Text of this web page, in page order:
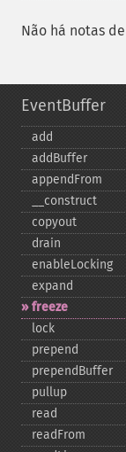
Não há notas
EventBuffer
add
addBuffer
appendFrom
_​_​construct
copyout
drain
enableLocking
expand
freeze
lock
prepend
prependBuffer
pullup
read
readFrom